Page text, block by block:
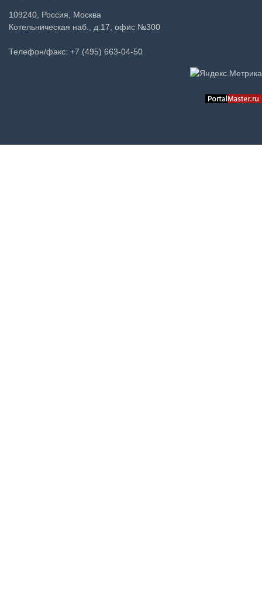
109240, Россия, Москва
Котельническая наб., д.17, офис №300
Телефон/факс: +7 (495) 663-04-50